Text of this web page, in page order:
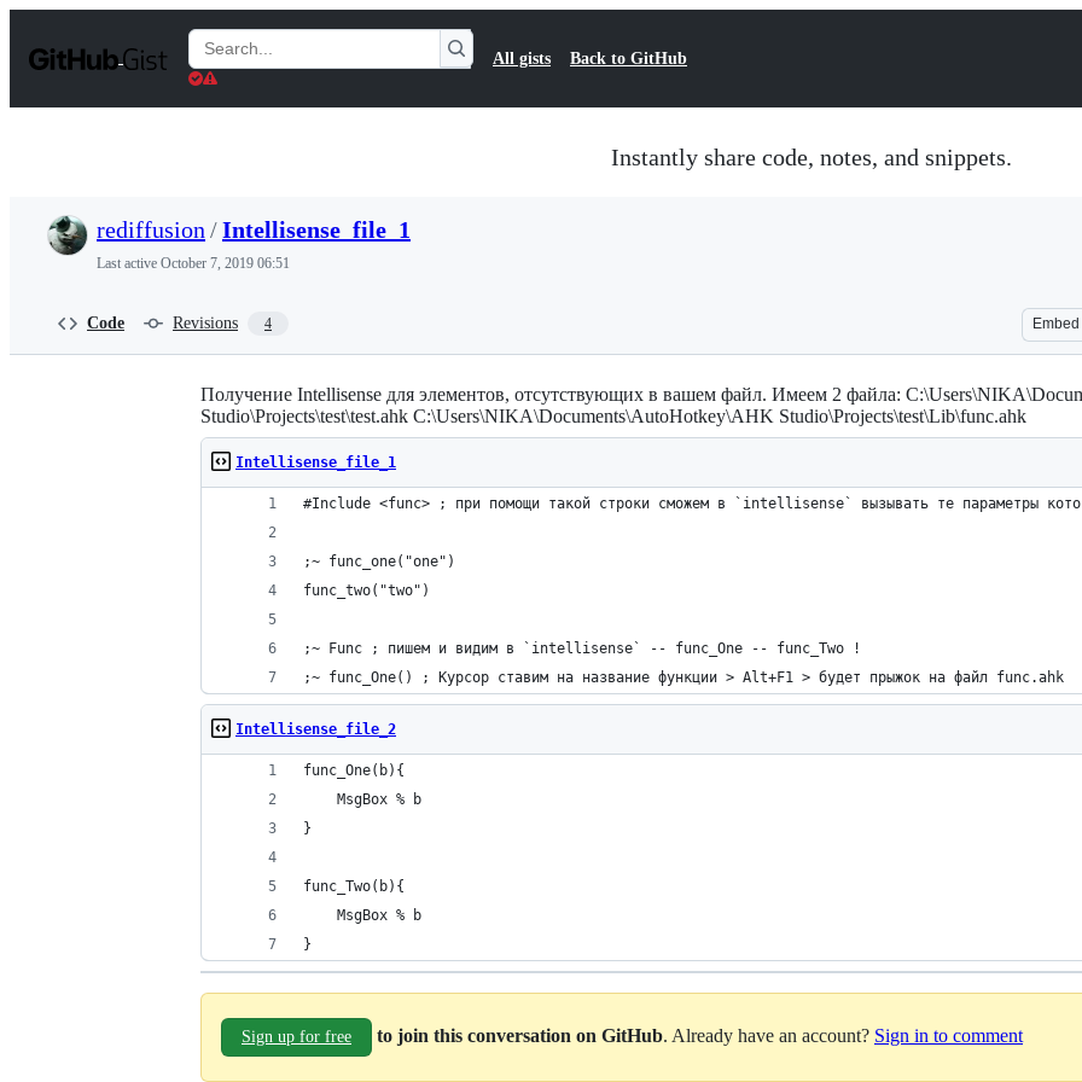
t
Search
Gists
All gists Back to GitHub
Instantly share code, notes, and snippets.
rediffusion /Intellisense_file_1
Last active October 7, 2019 06:51
Code Revisions 4 Embed
Получение Intellisense для элементов, отсутствующих в вашем файл. Имеем 2 файла:
Studio\Projects\test\test.ahk C:\Users\NIKA\Documents\AutoHotkey\AHK Studio\Projects\test\Lib\func.ahk
Intellisense_file_1
#Include <func> ; при помощи такой строки сможем в `intellisense` вызывать те параметры
;~ func_one("one")
func_two("two")
;~ Func ; пишем и видим в `intellisense` -- func_One -- func_Two !
;~ func_One() ; Курсор ставим на название функции > Alt+F1 > будет прыжок на файл func.ahk
Intellisense_file_2
func_One(b){
	MsgBox % b
}
func_Two(b){
	MsgBox % b
}
Sign up for free to join this conversation on GitHub. Already have an account? Sign in to comment